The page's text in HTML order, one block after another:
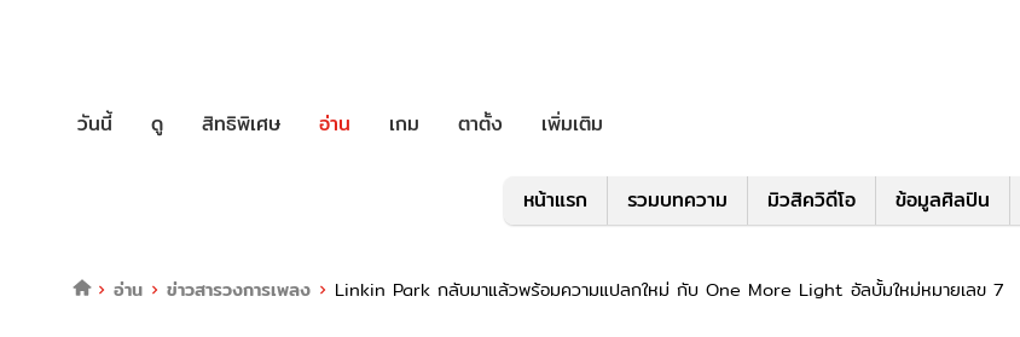
วันนี้ ดู สิทธิพิเศษ อ่าน เกม ตาตั้ง เพิ่มเติม
หน้าแรก รวมบทความ มิวสิควิดีโอ ข้อมูลศิลปิน
อ่าน ข่าวสารวงการเพลง Linkin Park กลับมาแล้วพร้อมความแปลกใหม่ กับ One More Light อัลบั้มใหม่หมายเลข 7